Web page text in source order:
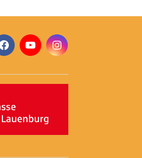
FacebookYouTubeInstagram